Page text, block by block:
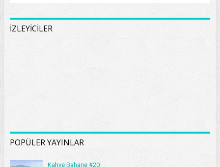
İZLEYİCİLER
POPÜLER YAYINLAR
Kahve Bahane #20